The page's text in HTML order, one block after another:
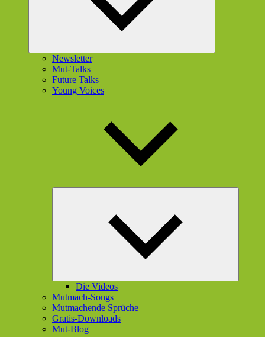
Newsletter
Mut-Talks
Future Talks
Young Voices
Die Videos
Mutmach-Songs
Mutmachende Sprüche
Gratis-Downloads
Mut-Blog